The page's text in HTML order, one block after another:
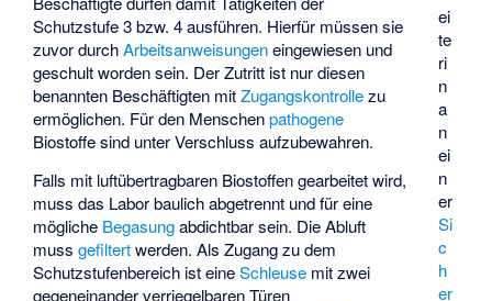
ei
te
ri
n
a
n
ei
n
er
Si
c
h
er
Schutzstufe 3 bzw. 4 ausführen. Hierfür müssen sie
zuvor durchArbeitsanweisungeneingewiesen und
geschult worden sein. Der Zutritt ist nur diesen
benannten Beschäftigten mitZugangskontrollezu
ermöglichen. Für den Menschenpathogene
Biostoffe sind unter Verschluss aufzubewahren.
Falls mit luftübertragbaren Biostoffen gearbeitet wird,
muss das Labor baulich abgetrennt und für eine
mögliche Begasungabdichtbar sein. Die Abluft
mussgefiltertwerden. Als Zugang zu dem
Schutzstufenbereich ist eineSchleuse mit zwei
gegeneinander verriegelbaren Türen